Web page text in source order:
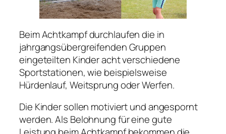
Beim Achtkampf durchlaufen die in
jahrgangsübergreifenden Gruppen
eingeteilten Kinder acht verschiedene
Sportstationen, wie beispielsweise
Hürdenlauf, Weitsprung oder Werfen.
Die Kinder sollen motiviert und angespornt
werden. Als Belohnung für eine gute